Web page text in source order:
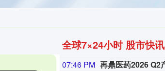
全球7×24小时 股市快讯
07:46 PM